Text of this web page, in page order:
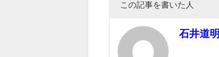
この記事を書いた人
石井道明